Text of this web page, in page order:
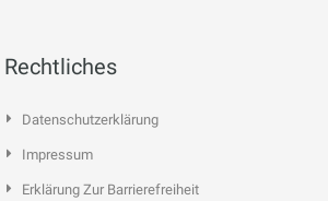
Rechtliches
Datenschutzerklärung
Impressum
Erklärung Zur Barrierefreiheit